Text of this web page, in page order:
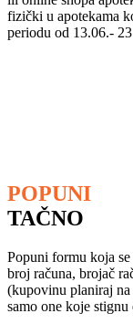
fizički u apotekama
periodu od 13.06.-
POPUNI
TAČNO
Popuni formu koja
broj računa, brojač
(kupovinu planiraj
samo one koje